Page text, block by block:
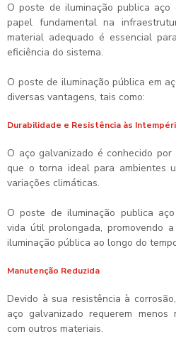
Oposte de iluminação publica aço
papel fundamental na
material adequado é essencial
eficiência do sistema.
O poste de iluminação pública em
diversas vantagens, tais como:
Durabilidade e Resistência às
O aço galvanizado é conhecido
que o torna ideal para ambientes
variações climáticas.
Oposte de iluminação publica
vida útil prolongada, promovendo
iluminação pública ao longo do
Manutenção Reduzida
Devido à sua resistência à
aço galvanizado requerem menos
com outros materiais.